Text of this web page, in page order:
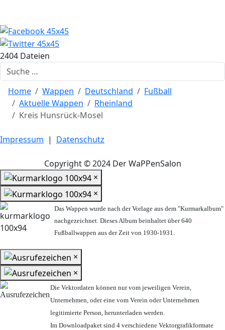
2404 Dateien
Suchen
Home Wappen Deutschland
Fußball
Aktuelle Wappen
Rheinland
Kreis Hunsrück-Mosel
Impressum | Datenschutz
Copyright © 2024 Der WaPPenSalon
×
×
Das Wappen wurde nach der Vorlage aus dem "Kurmarkalbum"
nachgezeichnet. Dieses Album beinhaltet über 640
Fußballwappen aus der Zeit von 1930-1931.
×
×
Die Vektordaten können nur vom jeweiligen Verein,
Unternehmen, oder eine vom Verein oder Unternehmen
legitimierte Person, herunterladen werden.
Im Downloadpaket sind 4 verschiedene Vektorgrafikformate